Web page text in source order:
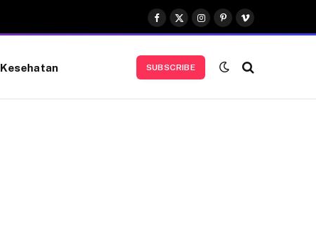
Facebook
X
(Twitter)
Instagram
Pinterest
Vimeo
Kesehatan SUBSCRIBE